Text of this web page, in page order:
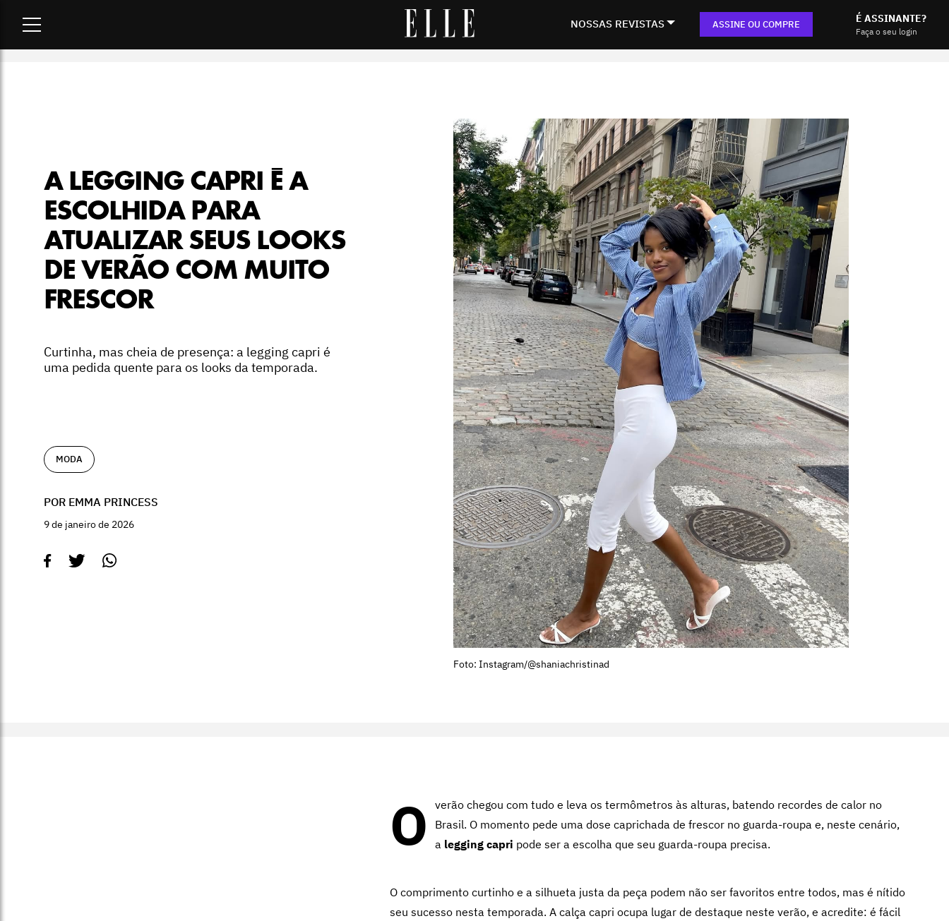
NOSSAS REVISTAS ASSINE OU COMPRE É ASSINANTE?
Faça o seu login
A legging capri é a escolhida para atualizar seus looks de verão com muito frescor
A LEGGING CAPRI É A
ESCOLHIDA PARA
ATUALIZAR SEUS LOOKS
DE VERÃO COM MUITO
FRESCOR
Curtinha, mas cheia de presença: a legging capri é
uma pedida quente para os looks da temporada.
MODA
POR EMMA PRINCESS
9 de janeiro de 2026
Foto: Instagram/@shaniachristinad
O
verão chegou com tudo e leva os termômetros às alturas, batendo recordes de calor no
Brasil. O momento pede uma dose caprichada de frescor no guarda-roupa e, neste cenário,
a legging capri pode ser a escolha que seu guarda-roupa precisa.
O comprimento curtinho e a silhueta justa da peça podem não ser favoritos entre todos, mas é nítido
seu sucesso nesta temporada. A calça capri ocupa lugar de destaque neste verão, e acredite: é fácil